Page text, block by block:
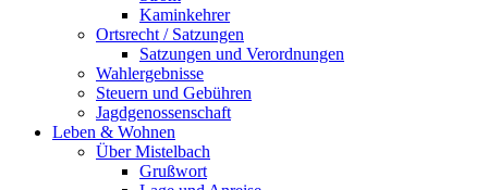
Kaminkehrer
Ortsrecht / Satzungen
Satzungen und Verordnungen
Wahlergebnisse
Steuern und Gebühren
Jagdgenossenschaft
Leben & Wohnen
Über Mistelbach
Grußwort